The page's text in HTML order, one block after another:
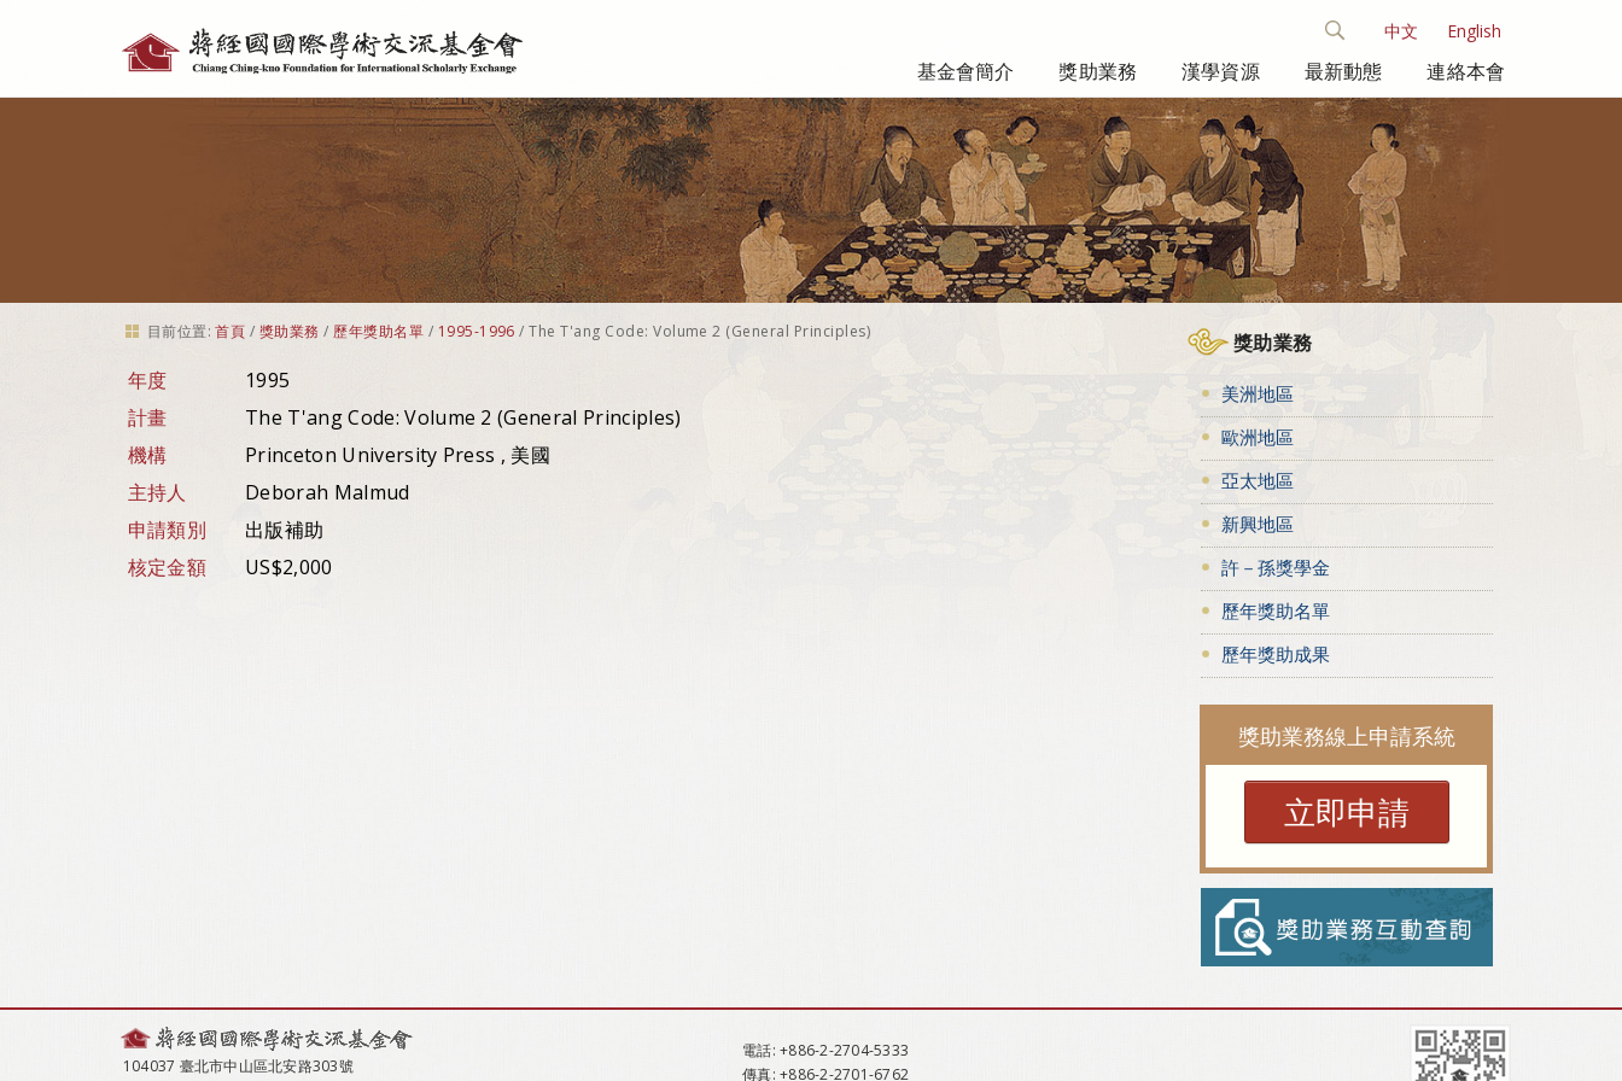
具
中文 English
基金會簡介 獎助業務 漢學資源 最新動態 連絡本會
目前位置: 首頁 / 獎助業務 / 歷年獎助名單 / 1995-1996 /The T'ang Code: Volume 2 (General Principles)
年度
1995
計畫
The T'ang Code: Volume 2 (General Principles)
機構
Princeton University Press , 美國
主持人
Deborah Malmud
申請類別
出版補助
核定金額
US$2,000
獎助業務
美洲地區
歐洲地區
亞太地區
新興地區
許－孫獎學金
歷年獎助名單
歷年獎助成果
獎助業務線上申請系統
立即申請
104037 臺北市中山區北安路303號
電話: +886-2-2704-5333
傳真: +886-2-2701-6762